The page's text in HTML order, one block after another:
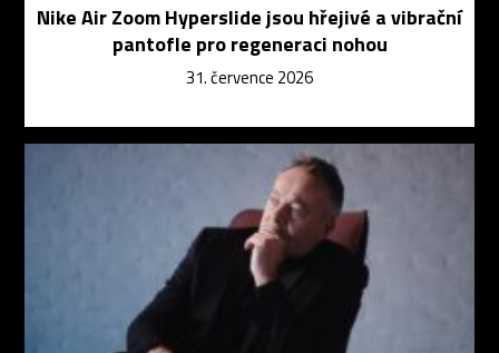
Nike Air Zoom Hyperslide jsou hřejivé a vibrační
pantofle pro regeneraci nohou
31. července 2026